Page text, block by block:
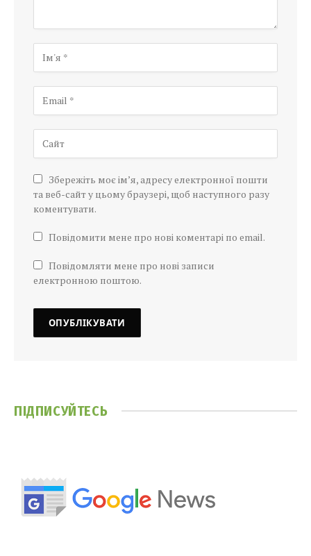
Збережіть моє ім’я, адресу електронної пошти
та веб-сайт у цьому браузері, щоб наступного разу
коментувати.
Повідомити мене про нові коментарі по email.
Повідомляти мене про нові записи
електронною поштою.
ПІДПИСУЙТЕСЬ